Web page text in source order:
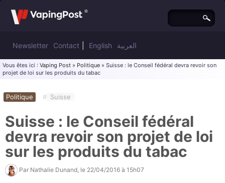
Newsletter Contact English العربية
Vous êtes ici : Vaping Post » Politique » Suisse : le Conseil fédéral devra revoir son
projet de loi sur les produits du tabac
Politique # Suisse
Suisse : le Conseil fédéral
devra revoir son projet de loi
sur les produits du tabac
Par Nathalie Dunand , le 22/04/2016 à 15h07